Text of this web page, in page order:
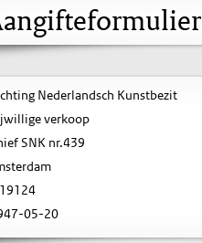
Nederlandsch Kunstbezit
verkoop
SNK nr.439
19124
05-20